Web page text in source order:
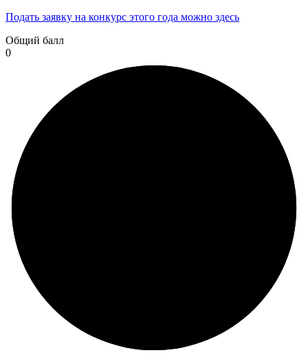
Подать заявку на конкурс этого года можно здесь
Общий балл
0